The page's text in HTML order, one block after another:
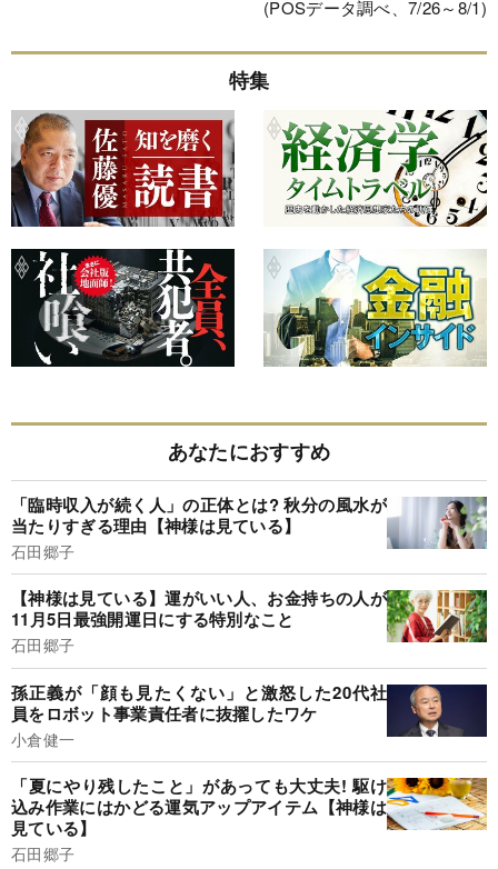
(POSデータ調べ、7/26～8/1)
特集
あなたにおすすめ
「臨時収入が続く人」の正体とは? 秋分の風水が
当たりすぎる理由【神様は見ている】
石田郷子
【神様は見ている】運がいい人、お金持ちの人が
11月5日最強開運日にする特別なこと
石田郷子
孫正義が「顔も見たくない」と激怒した20代社
員をロボット事業責任者に抜擢したワケ
小倉健一
「夏にやり残したこと」があっても大丈夫! 駆け
込み作業にはかどる運気アップアイテム【神様は
見ている】
石田郷子